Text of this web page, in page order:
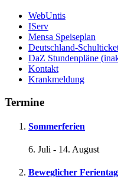
WebUntis
IServ
Mensa Speiseplan
Deutschland-
DaZ Stundenpläne
Kontakt
Krankmeldung
Termine
Sommerferien
6. Juli - 14. August
Beweglicher Ferientag